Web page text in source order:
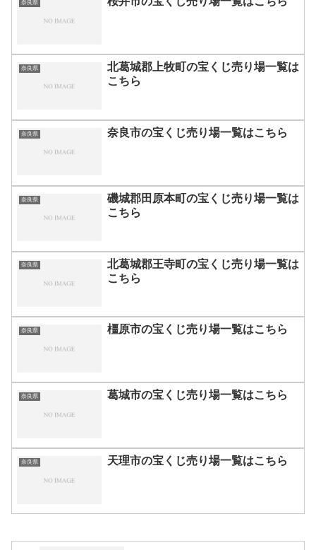
奈良県
奈良県
北葛城郡上牧町の宝くじ売り場一覧は
こちら
奈良県 奈良市の宝くじ売り場一覧はこちら
奈良県
磯城郡田原本町の宝くじ売り場一覧は
こちら
奈良県
北葛城郡王寺町の宝くじ売り場一覧は
こちら
奈良県 橿原市の宝くじ売り場一覧はこちら
奈良県 葛城市の宝くじ売り場一覧はこちら
奈良県 天理市の宝くじ売り場一覧はこちら